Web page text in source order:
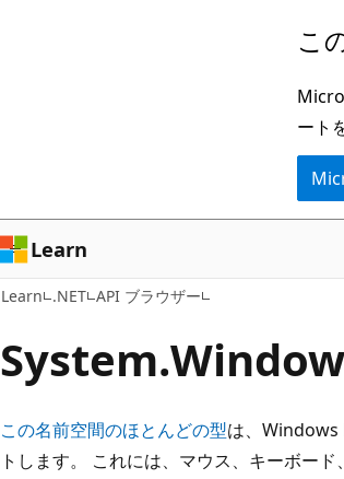
ン
ツ
に
ス
ッ
ゲ
ー
シ
ョ
に
キ
ッ
こ
ート
Learn
Learn .NET API ブラウザー
System.
この名前空間のほとんどの型は、Windows
トします。 これには、マウス、キーボー